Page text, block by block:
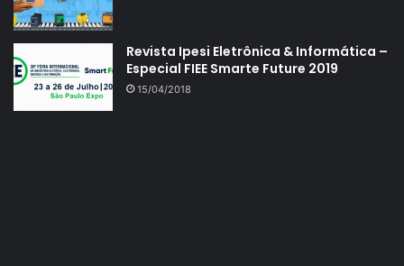
Revista Ipesi Eletrônica & Informática –
Especial FIEE Smarte Future 2019
15/04/2018